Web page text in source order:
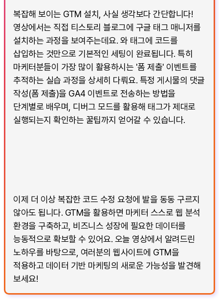
복잡해 보이는 GTM 설치, 사실 생각보다 간단합니다!
영상에서는 직접 티스토리 블로그에 구글 태그 매니저를
설치하는 과정을 보여주는데요. 와 태그에 코드를
삽입하는 것만으로 기본적인 세팅이 완료됩니다. 특히
마케터분들이 가장 많이 활용하시는 '폼 제출' 이벤트를
추적하는 실습 과정을 상세히 다뤄요. 특정 게시물의 댓글
작성(폼 제출)을 GA4 이벤트로 전송하는 방법을
단계별로 배우며, 디버그 모드를 활용해 태그가 제대로
실행되는지 확인하는 꿀팁까지 얻어갈 수 있습니다.
이제 더 이상 복잡한 코드 수정 요청에 발을 동동 구르지
않아도 됩니다. GTM을 활용하면 마케터 스스로 웹 분석
환경을 구축하고, 비즈니스 성장에 필요한 데이터를
능동적으로 확보할 수 있어요. 오늘 영상에서 알려드린
노하우를 바탕으로, 여러분의 웹사이트에 GTM을
적용하고 데이터 기반 마케팅의 새로운 가능성을 발견해
보세요!